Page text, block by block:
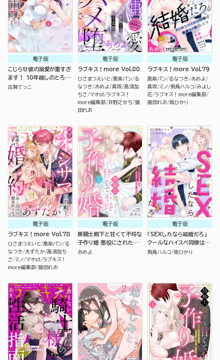
電子版
こじらせ彼の溺愛が重すぎ
ます！ 10年越しのとろ甘
えっち試してみる？ （4）
古賀てっこ
電子版
ラブキス！more Vol.80
ひさまつえいと 黒柴パン る
なつき
あめよ 真坂 高須加
ちさ マオst ラブキス！
more編集部 井野之せち 猫
田れお
電子版
ラブキス！more Vol.79
黒柴パン るなつき
あめよ
真坂 ミノ 飛鳥ハルコ みよし
花 ラブキス！more編集部
猫田れお 南ひかり
電子版
ラブキス！more Vol.78
ひさまつえいと 黒柴パン る
なつき
あずたか 高須加ち
さ ミノ マオst ラブキス！
more編集部 猫田れお
電子版
黒騎士殿下と甘くて不埒な
子作り婚 悪役にされた令
嬢はイかされ啼かされ暴か
あめよ
電子版
「SEXしたなら結婚だろ」
クールなハイスペ同僚は執
着ヤバ男でした!?（分冊
飛鳥ハルコ 南ひかり